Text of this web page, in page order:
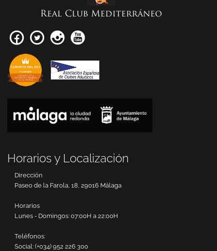
Real Club Mediterráneo
Horarios y Localización
Dirección
Paseo de la Farola, 18, 29016 Málaga
Horarios
Lunes - Domingos: 07:00H a 22:00H
Teléfonos:
Social: (+034) 952 226 300